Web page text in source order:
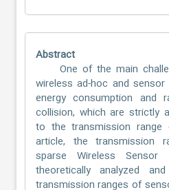
Abstract
One of the main
wireless ad-hoc and
energy consumption and
collision, which are strictly
to the transmission
article, the transmission
sparse Wireless
theoretically analyzed
transmission ranges of